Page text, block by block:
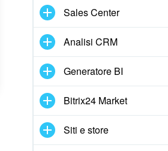
Sales Center
Analisi CRM
Generatore BI
Bitrix24 Market
Siti e store